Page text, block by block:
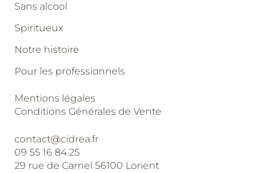
Sans alcool
Spiritueux
Notre histoire
Pour les professionnels
Mentions légales
Conditions Générales de Vente
contact@cidrea.fr
09 55 16 84 25
29 rue de Carnel 56100 Lorient